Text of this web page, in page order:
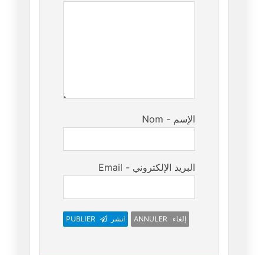
Nom - الإسم
Email - البريد الإلكتروني
PUBLIER انشر ANNULER إلغاء